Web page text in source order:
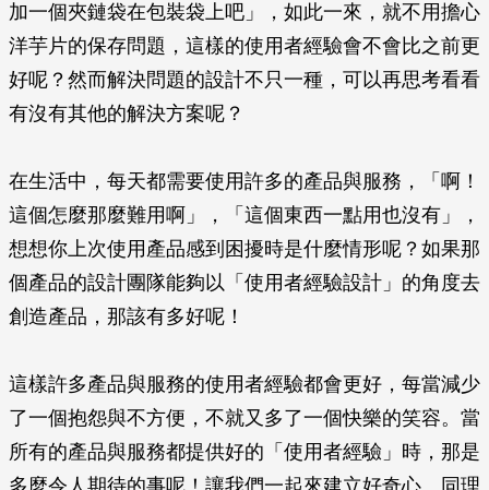
加一個夾鏈袋在包裝袋上吧」，如此一來，就不用擔心
洋芋片的保存問題，這樣的使用者經驗會不會比之前更
好呢？然而解決問題的設計不只一種，可以再思考看看
有沒有其他的解決方案呢？
在生活中，每天都需要使用許多的產品與服務，「啊！
這個怎麼那麼難用啊」，「這個東西一點用也沒有」，
想想你上次使用產品感到困擾時是什麼情形呢？如果那
個產品的設計團隊能夠以「使用者經驗設計」的角度去
創造產品，那該有多好呢！
這樣許多產品與服務的使用者經驗都會更好，每當減少
了一個抱怨與不方便，不就又多了一個快樂的笑容。當
所有的產品與服務都提供好的「使用者經驗」時，那是